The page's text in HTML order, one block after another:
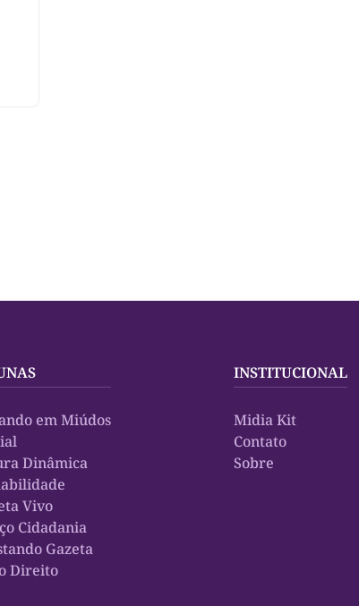
em Miúdos
Dinâmica
Vivo
Cidadania
Gazeta
Direito
INSTITUCIONAL
Midia Kit
Contato
Sobre